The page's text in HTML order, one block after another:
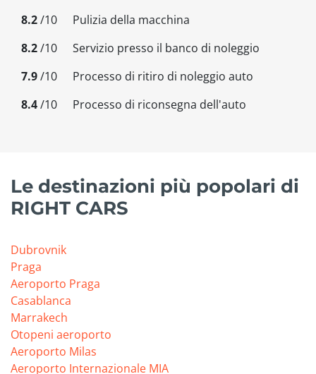
8.2/10
Pulizia della macchina
8.2/10
Servizio presso il banco di noleggio
7.9/10
Processo di ritiro di noleggio auto
8.4/10 Processo di riconsegna dell'auto
Le destinazioni più popolari di
RIGHT CARS
Dubrovnik
Praga
Aeroporto Praga
Casablanca
Marrakech
Otopeni aeroporto
Aeroporto Milas
Aeroporto Internazionale MIA